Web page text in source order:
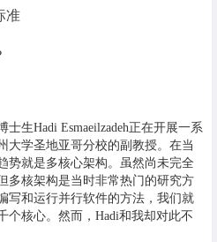
准
生Hadi Esmaeilzadeh正在开展一系
大学圣地亚哥分校的副教授。在当
势就是多核心架构。虽然尚未完全
多核架构是当时非常热门的研究方
写和运行并行软件的方法，我们就
个核心。然而，Hadi和我却对此不